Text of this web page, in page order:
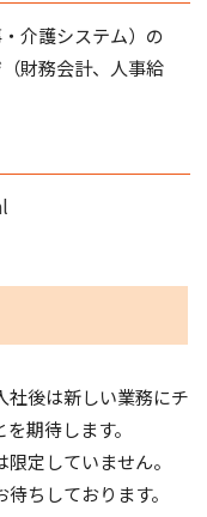
介護システム）の
財務会計、人事給
社後は新しい業務にチ
期待します。
定していません。
ちしております。